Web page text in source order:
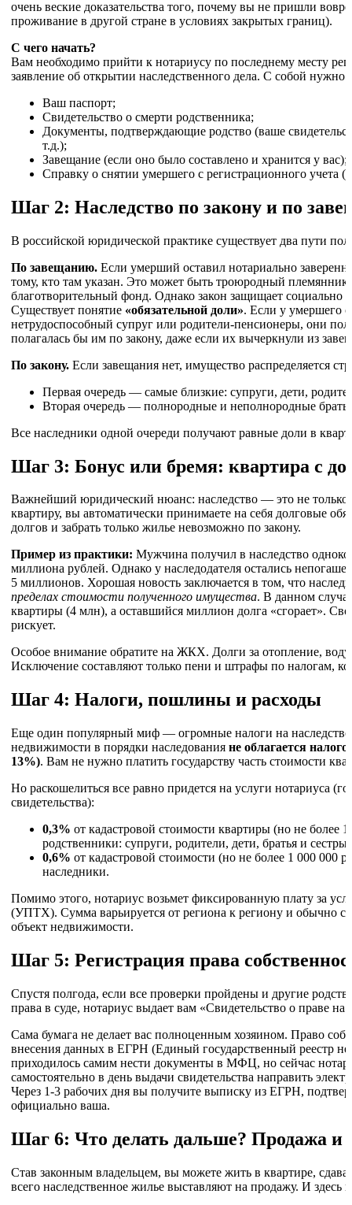
очень веские доказательства того, почему вы не пришли
проживание в другой стране в условиях закрытых границ).
С чего начать?
Вам необходимо прийти к нотариусу по последнему месту
заявление об открытии наследственного дела. С собой нужно
Ваш паспорт;
Свидетельство о смерти родственника;
Документы, подтверждающие родство (ваше
т.д.);
Завещание (если оно было составлено и хранится у вас);
Справку о снятии умершего с регистрационного учета
Шаг 2: Наследство по закону и по
В российской юридической практике существует два пути
По завещанию. Если умерший оставил нотариально
тому, кто там указан. Это может быть троюродный
благотворительный фонд. Однако закон защищает социально
Существует понятие «обязательной доли». Если у умершего
нетрудоспособный супруг или родители-пенсионеры, они
полагалась бы им по закону, даже если их вычеркнули из
По закону. Если завещания нет, имущество распределяется
Первая очередь — самые близкие: супруги, дети,
Вторая очередь — полнородные и неполнородные
Все наследники одной очереди получают равные доли в
Шаг 3: Бонус или бремя: квартира с
Важнейший юридический нюанс: наследство — это не
квартиру, вы автоматически принимаете на себя долговые
долгов и забрать только жилье невозможно по закону.
Пример из практики: Мужчина получил в наследство
миллиона рублей. Однако у наследодателя остались
5 миллионов. Хорошая новость заключается в том, что
пределах стоимости полученного имущества. В данном
квартиры (4 млн), а оставшийся миллион долга «сгорает».
рискует.
Особое внимание обратите на ЖКХ. Долги за отопление, воду
Исключение составляют только пени и штрафы по налогам,
Шаг 4: Налоги, пошлины и расходы
Еще один популярный миф — огромные налоги на
недвижимости в порядки наследования не облагается
13%). Вам не нужно платить государству часть стоимости
Но раскошелиться все равно придется на услуги нотариуса
свидетельства):
0,3% от кадастровой стоимости квартиры (но не более
родственники: супруги, родители, дети, братья и сестры.
0,6% от кадастровой стоимости (но не более 1 000 000
наследники.
Помимо этого, нотариус возьмет фиксированную плату за
(УПТХ). Сумма варьируется от региона к региону и обычно
объект недвижимости.
Шаг 5: Регистрация права
Спустя полгода, если все проверки пройдены и другие
права в суде, нотариус выдает вам «Свидетельство о праве на
Сама бумага не делает вас полноценным хозяином. Право
внесения данных в ЕГРН (Единый государственный реестр
приходилось самим нести документы в МФЦ, но сейчас
самостоятельно в день выдачи свидетельства направить
Через 1-3 рабочих дня вы получите выписку из ЕГРН,
официально ваша.
Шаг 6: Что делать дальше? Продажа и
Став законным владельцем, вы можете жить в квартире,
всего наследственное жилье выставляют на продажу. И здесь